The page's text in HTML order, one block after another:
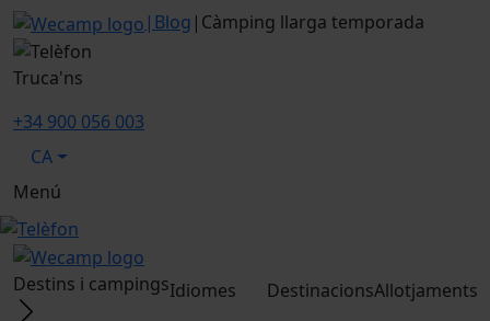
| Blog | Càmping llarga temporada
Truca'ns
+34 900 056 003
CA
Menú
Destins i campingsIdiomes
DestinacionsAllotjaments